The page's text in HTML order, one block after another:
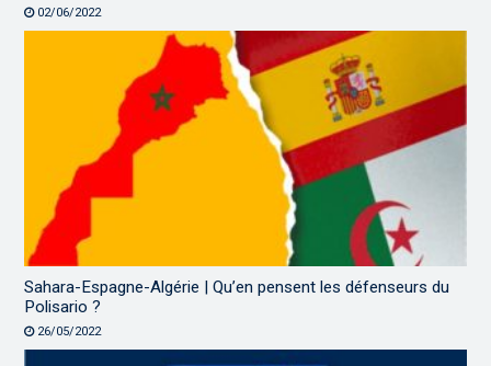
02/06/2022
Sahara-Espagne-Algérie | Qu’en pensent les défenseurs du
Polisario ?
26/05/2022